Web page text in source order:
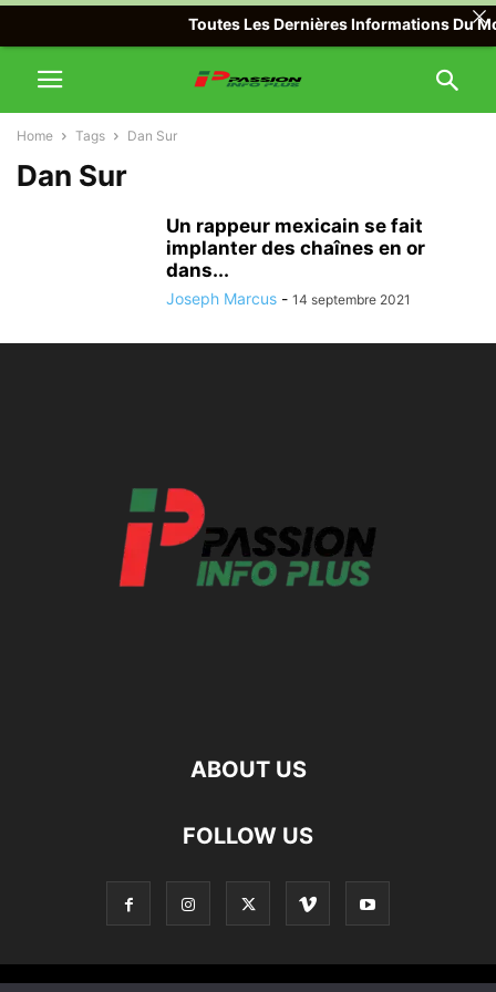
Home Tags Dan Sur
Dan Sur
Un rappeur mexicain se fait
implanter des chaînes en or
dans...
Joseph Marcus - 14 septembre 2021
ABOUT US
FOLLOW US
Toutes Les Dernières Informations Du